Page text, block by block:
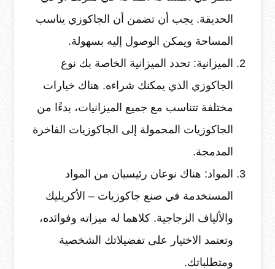
الحديقة. يجب أن تضمن أن الجاكوزي يناسب
المساحة ويمكن الوصول إليه بسهولة.
الميزانية: تحدد الميزانية الخاصة بك نوع
الجاكوزي الذي يمكنك شراءه. هناك خيارات
مختلفة تتناسب مع جميع الميزانيات، بدءًا من
الجاكوزيات المحمولة إلى الجاكوزيات الفاخرة
المدمجة.
المواد: هناك نوعان رئيسيان من المواد
المستخدمة في صنع جاكوزيات – الأكريليك
والألياف الزجاجية. كلاهما له ميزاته وفوائده،
وتعتمد الاختيار على تفضيلاتك الشخصية
ومتطلباتك.